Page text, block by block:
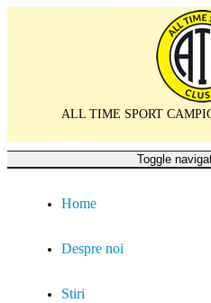
ALL TIME SPORT
Toggle
MENIU
Home
Despre noi
Stiri